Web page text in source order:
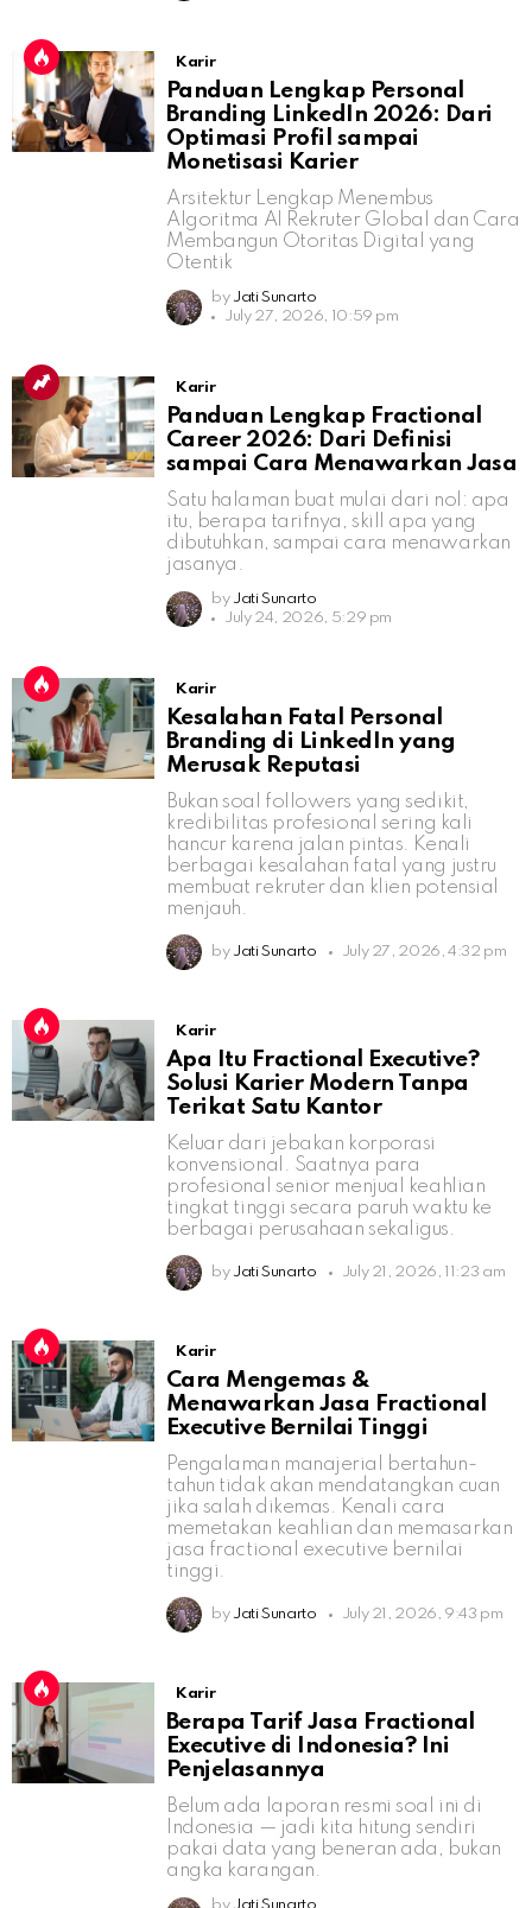
Karir
Panduan Lengkap Personal
Branding LinkedIn 2026: Dari
Optimasi Profil sampai
Monetisasi Karier
Arsitektur Lengkap Menembus
Algoritma AI Rekruter Global dan Cara
Membangun Otoritas Digital yang
Otentik
by Jati Sunarto
July 27, 2026, 10:59 pm
Karir
Panduan Lengkap Fractional
Career 2026: Dari Definisi
sampai Cara Menawarkan Jasa
Satu halaman buat mulai dari nol: apa
itu, berapa tarifnya, skill apa yang
dibutuhkan, sampai cara menawarkan
jasanya.
by Jati Sunarto
July 24, 2026, 5:29 pm
Karir
Kesalahan Fatal Personal
Branding di LinkedIn yang
Merusak Reputasi
Bukan soal followers yang sedikit,
kredibilitas profesional sering kali
hancur karena jalan pintas. Kenali
berbagai kesalahan fatal yang justru
membuat rekruter dan klien potensial
menjauh.
by Jati Sunarto July 27, 2026, 4:32 pm
Karir
Apa Itu Fractional Executive?
Solusi Karier Modern Tanpa
Terikat Satu Kantor
Keluar dari jebakan korporasi
konvensional. Saatnya para
profesional senior menjual keahlian
tingkat tinggi secara paruh waktu ke
berbagai perusahaan sekaligus.
by Jati Sunarto July 21, 2026, 11:23 am
Karir
Cara Mengemas &
Menawarkan Jasa Fractional
Executive Bernilai Tinggi
Pengalaman manajerial bertahun-
tahun tidak akan mendatangkan cuan
jika salah dikemas. Kenali cara
memetakan keahlian dan memasarkan
jasa fractional executive bernilai
tinggi.
by Jati Sunarto July 21, 2026, 9:43 pm
Karir
Berapa Tarif Jasa Fractional
Executive di Indonesia? Ini
Penjelasannya
Belum ada laporan resmi soal ini di
Indonesia — jadi kita hitung sendiri
pakai data yang beneran ada, bukan
angka karangan.